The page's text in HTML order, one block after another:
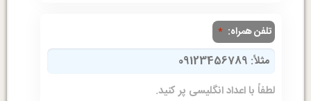
تلفن همراه: *
لطفاً با اعداد انگلیسی پر کنید.